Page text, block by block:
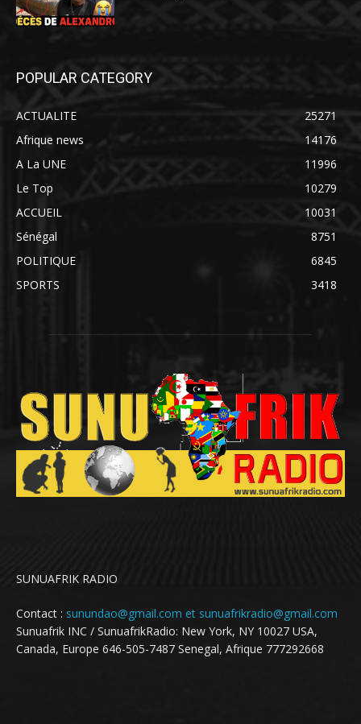
POPULAR CATEGORY
ACTUALITE
25271
Afrique news
14176
A La UNE
11996
Le Top
10279
ACCUEIL
10031
Sénégal
8751
POLITIQUE
6845
SPORTS
3418
SUNUAFRIK RADIO
Contact : sunundao@gmail.com et sunuafrikradio@gmail.com
Sunuafrik INC / SunuafrikRadio: New York, NY 10027 USA,
Canada, Europe 646-505-7487 Senegal, Afrique 777292668